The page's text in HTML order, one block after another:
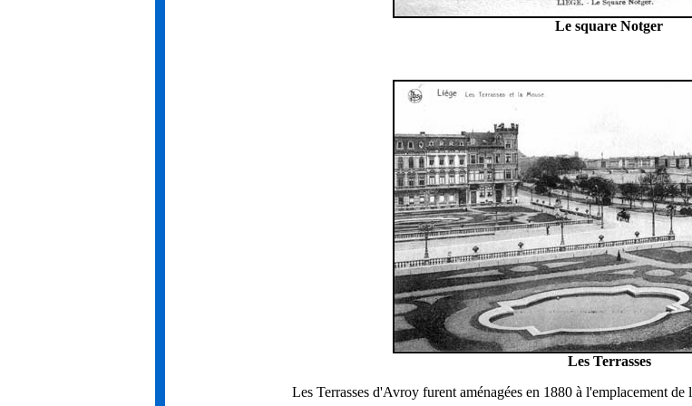
Le square Notger
Les Terrasses
Les Terrasses d'Avroy furent aménagées en 1880 à l'emplacement